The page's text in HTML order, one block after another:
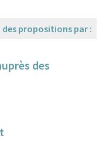
des propositions par :
des